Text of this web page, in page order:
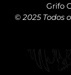
Grifo
© 2025 Todos